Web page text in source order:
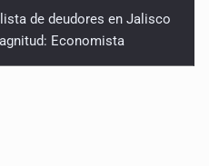
de deudores en Jalisco
Economista